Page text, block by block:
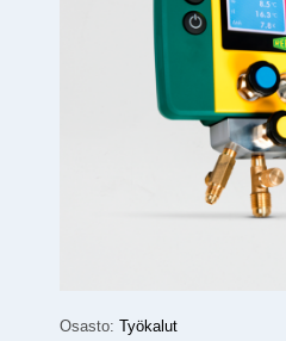
Osasto: Työkalut